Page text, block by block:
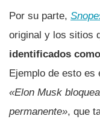
Por su parte,
original y los sitios
identificados
Ejemplo de esto es
«Elon Musk
permanente», que